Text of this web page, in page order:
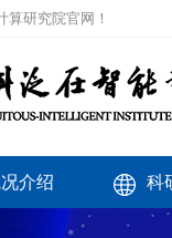
研究院官网！
介绍 科